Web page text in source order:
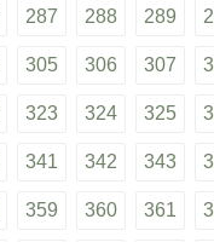
287 288 289
305 306 307
323 324 325
341 342 343
359 360 361